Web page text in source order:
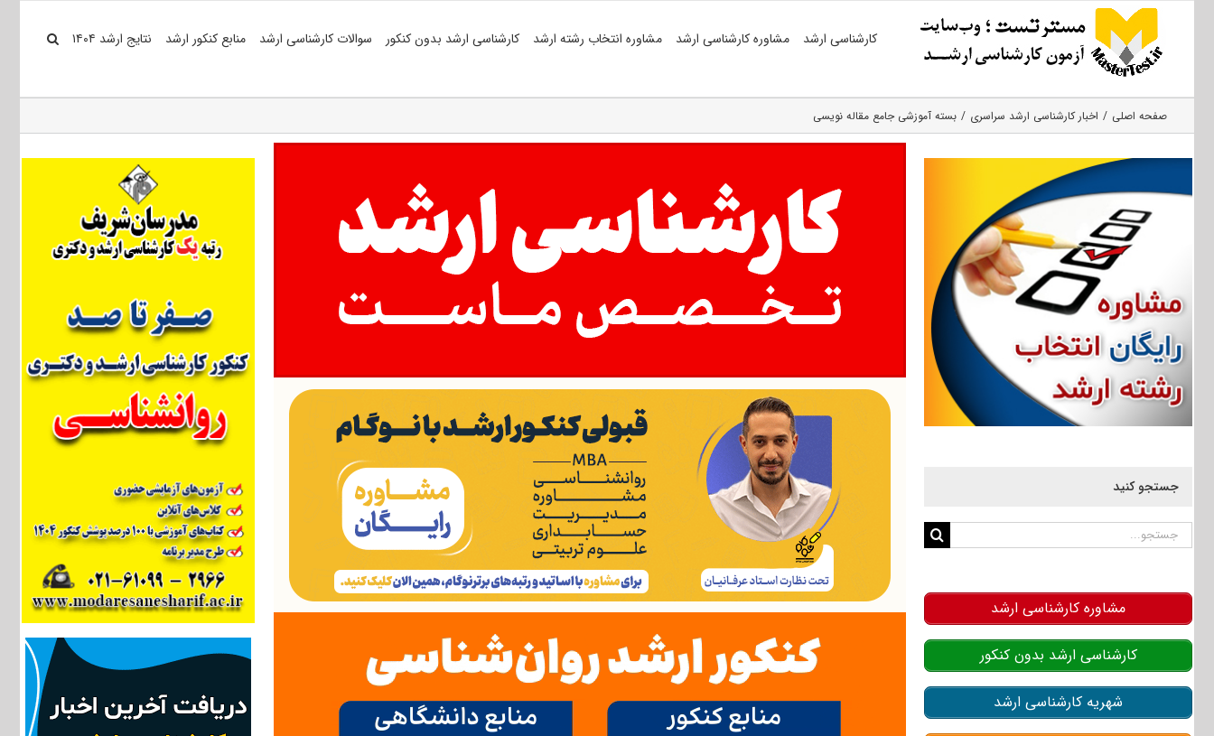
کارشناسی ارشد مشاوره کارشناسی ارشد مشاوره انتخاب رشته ارشد کارشناسی ارشد بدون کنکور سوالات کارشناسی ارشد منابع کنکور ارشد نتایج ارشد ۱۴۰۴
صفحه اصلی اخبار کارشناسی ارشد سراسری بسته آموزشی جامع مقاله نویسی
جستجو کنید
جستجو
مشاوره کارشناسی ارشد
کارشناسی ارشد بدون کنکور
شهریه کارشناسی ارشد